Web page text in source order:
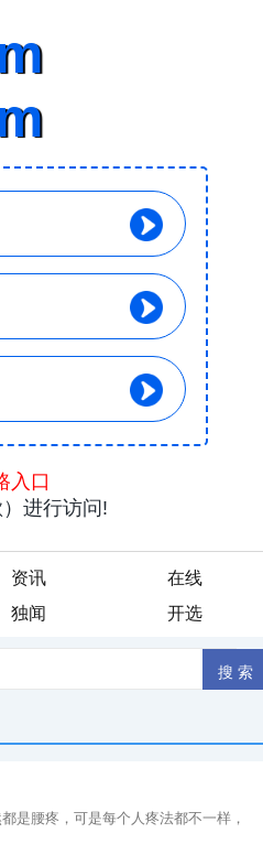
资讯
在线
独闻 开选
是腰疼，可是每个人疼法都不一样，